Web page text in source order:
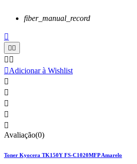
fiber_manual_record

 
 
Adicionar à Wishlist





Avaliação(0)
Toner Kyocera TK150Y FS-C1020MFP Amarelo